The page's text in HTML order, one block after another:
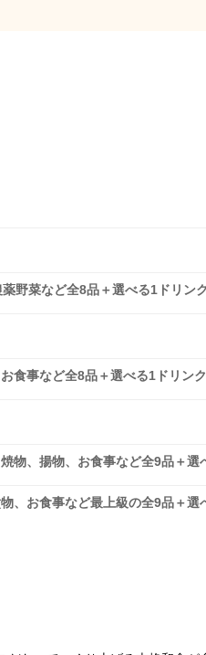
野菜など全8品＋選べる1ドリンク
食事など全8品＋選べる1ドリンク
物、揚物、お食事など全9品＋選
、お食事など最上級の全9品＋選